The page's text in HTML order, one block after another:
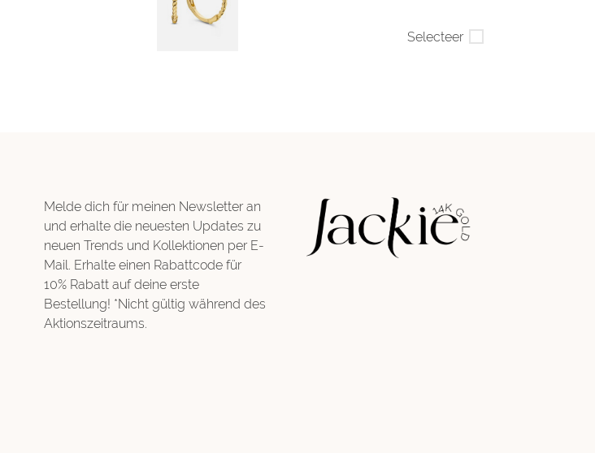
Selecteer
Melde dich für meinen Newsletter an
und erhalte die neuesten Updates zu
neuen Trends und Kollektionen per E-
Mail. Erhalte einen Rabattcode für
10% Rabatt auf deine erste
Bestellung! *Nicht gültig während des
Aktionszeitraums.